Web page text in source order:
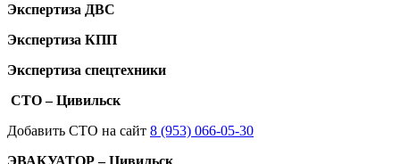
Экспертиза ДВС
Экспертиза КПП
Экспертиза спецтехники
СТО – Цивильск
Добавить СТО на сайт 8 (953) 066-05-30
ЭВАКУАТОР – Цивильск